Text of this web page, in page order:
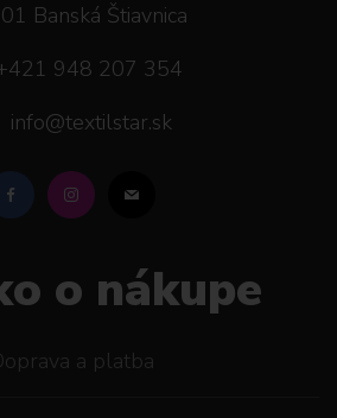
Banská Štiavnica
948 207 354
info@textilstar.sk
o nákupe
a platba